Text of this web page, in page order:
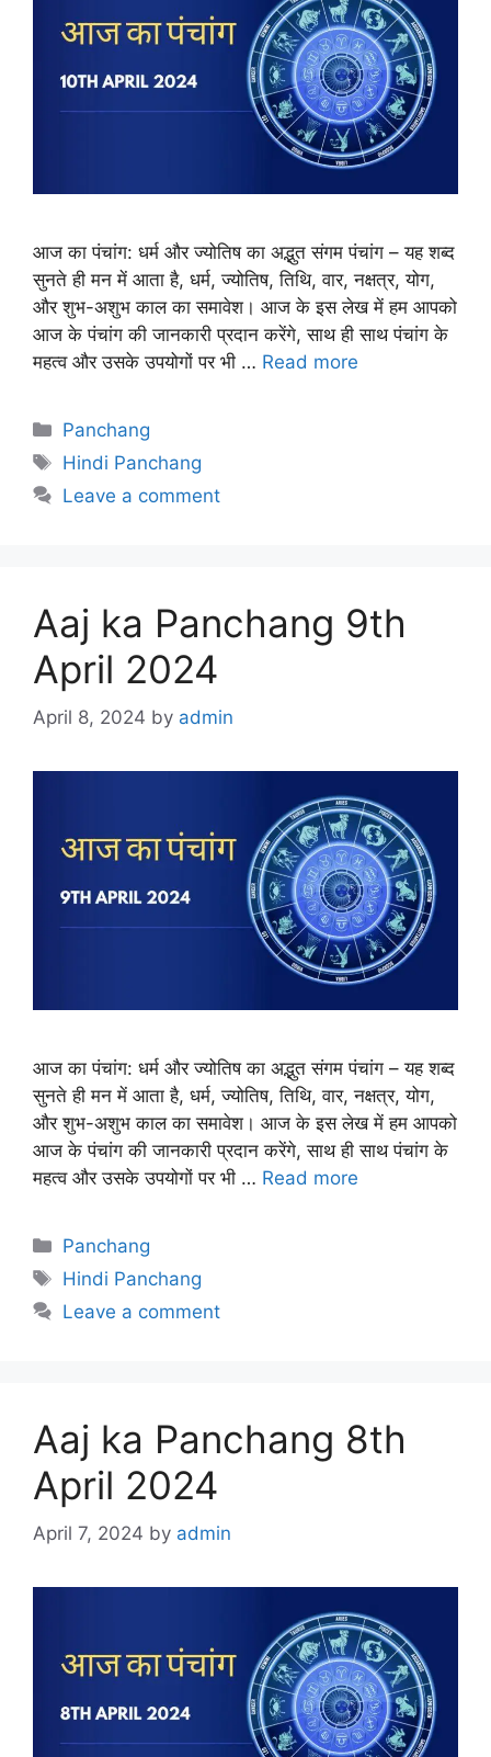
आज का पंचांग: धर्म और ज्योतिष का अद्भुत संगम पंचांग – यह शब्द
सुनते ही मन में आता है, धर्म, ज्योतिष, तिथि, वार, नक्षत्र, योग,
और शुभ-अशुभ काल का समावेश। आज के इस लेख में हम आपको
आज के पंचांग की जानकारी प्रदान करेंगे, साथ ही साथ पंचांग के
महत्व और उसके उपयोगों पर भी … Read more
Categories
Panchang
Tags
Hindi Panchang
Leave a comment
Aaj ka Panchang 9th
April 2024
April 8, 2024 by admin
आज का पंचांग: धर्म और ज्योतिष का अद्भुत संगम पंचांग – यह शब्द
सुनते ही मन में आता है, धर्म, ज्योतिष, तिथि, वार, नक्षत्र, योग,
और शुभ-अशुभ काल का समावेश। आज के इस लेख में हम आपको
आज के पंचांग की जानकारी प्रदान करेंगे, साथ ही साथ पंचांग के
महत्व और उसके उपयोगों पर भी … Read more
Categories
Panchang
Tags
Hindi Panchang
Leave a comment
Aaj ka Panchang 8th
April 2024
April 7, 2024 by admin